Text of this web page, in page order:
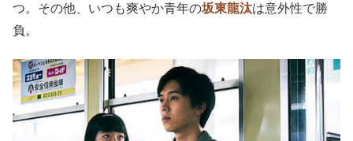
つ。その他、いつも爽やか青年の坂東龍汰は意外性で勝
負。